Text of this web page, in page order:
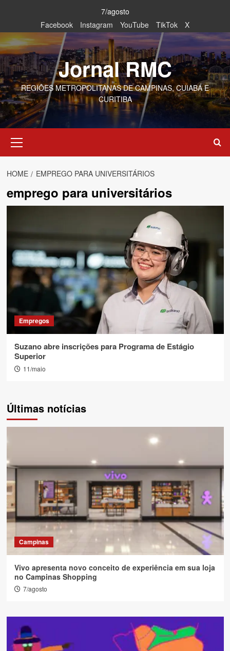
content
7/agosto
Facebook
Instagram YouTube TikTok X
Jornal RMC
REGIÕES METROPOLITANAS DE CAMPINAS, CUIABÁ E
CURITIBA
Menu
HOME EMPREGO PARA UNIVERSITÁRIOS
emprego para universitários
Empregos
Suzano abre inscrições para Programa de Estágio
Superior
11/maio
Últimas notícias
Campinas
Vivo apresenta novo conceito de experiência em sua loja
no Campinas Shopping
7/agosto